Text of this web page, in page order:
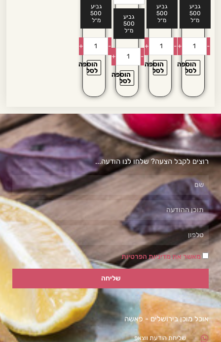
גביע
500
מ״ל
-
+
הוספה
לסל
גביע
500
מ״ל
-
+
הוספה
לסל
גביע
500
מ״ל
-
+
הוספה
לסל
גביע
500
מ״ל
-
+
הוספה
לסל
רוצים לקבל הצעה? שלחו לנו הודעה...
מאשר את מדיניות הפרטיות
שליחה
אוכל מוכן בירושלים - פאשה
שליחת הודעת ווצאפ